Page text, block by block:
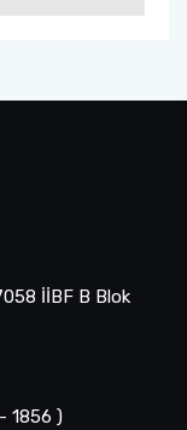
İİBF B Blok
1856 )